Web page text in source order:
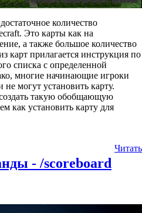
количество
Это карты как на
а также большое количество
карт прилагается инструкция по
списка с определенной
многие начинающие игроки
могут установить карту.
такую обобщающую
как установить карту для
Читать
- /scoreboard